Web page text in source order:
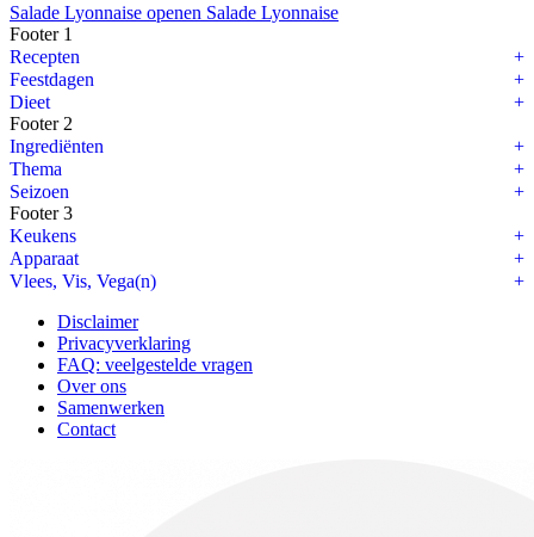
Salade Lyonnaise openen Salade Lyonnaise
Footer 1
Recepten
Feestdagen
Dieet
Footer 2
Ingrediënten
Thema
Seizoen
Footer 3
Keukens
Apparaat
Vlees, Vis, Vega(n)
Disclaimer
Privacyverklaring
FAQ: veelgestelde vragen
Over ons
Samenwerken
Contact